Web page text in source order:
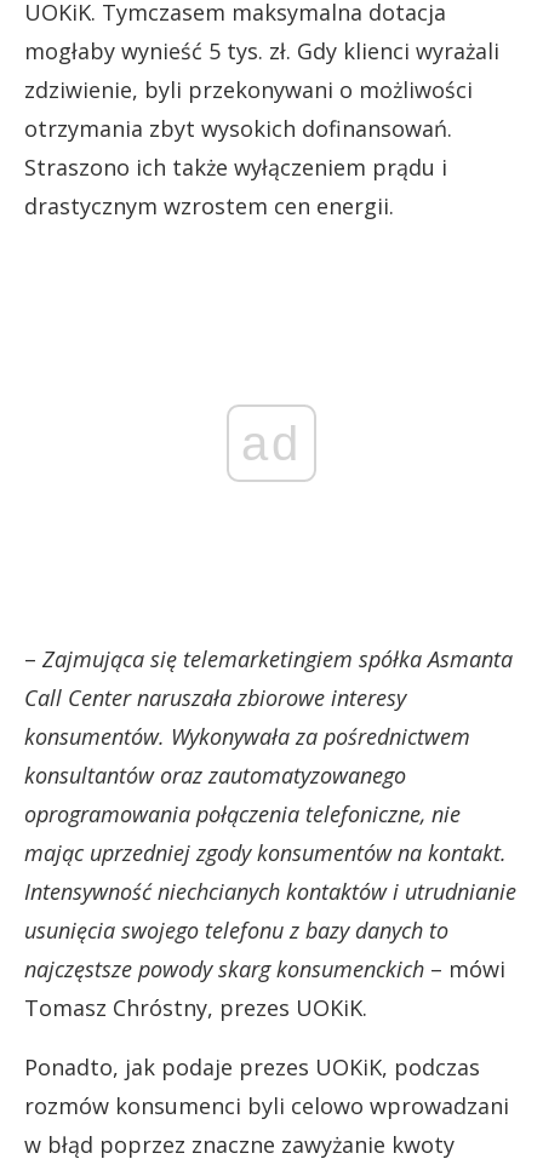
UOKiK. Tymczasem maksymalna dotacja
mogłaby wynieść 5 tys. zł. Gdy klienci wyrażali
zdziwienie, byli przekonywani o możliwości
otrzymania zbyt wysokich dofinansowań.
Straszono ich także wyłączeniem prądu i
drastycznym wzrostem cen energii.
ad
– Zajmująca się telemarketingiem spółka Asmanta
Call Center naruszała zbiorowe interesy
konsumentów. Wykonywała za pośrednictwem
konsultantów oraz zautomatyzowanego
oprogramowania połączenia telefoniczne, nie
mając uprzedniej zgody konsumentów na kontakt.
Intensywność niechcianych kontaktów i utrudnianie
usunięcia swojego telefonu z bazy danych to
najczęstsze powody skarg konsumenckich – mówi
Tomasz Chróstny, prezes UOKiK.
Ponadto, jak podaje prezes UOKiK, podczas
rozmów konsumenci byli celowo wprowadzani
w błąd poprzez znaczne zawyżanie kwoty